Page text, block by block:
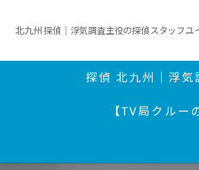
北九州 探偵｜浮気調査主役の探偵スタッフユ
探偵 北九州｜浮気
【TV局クルー